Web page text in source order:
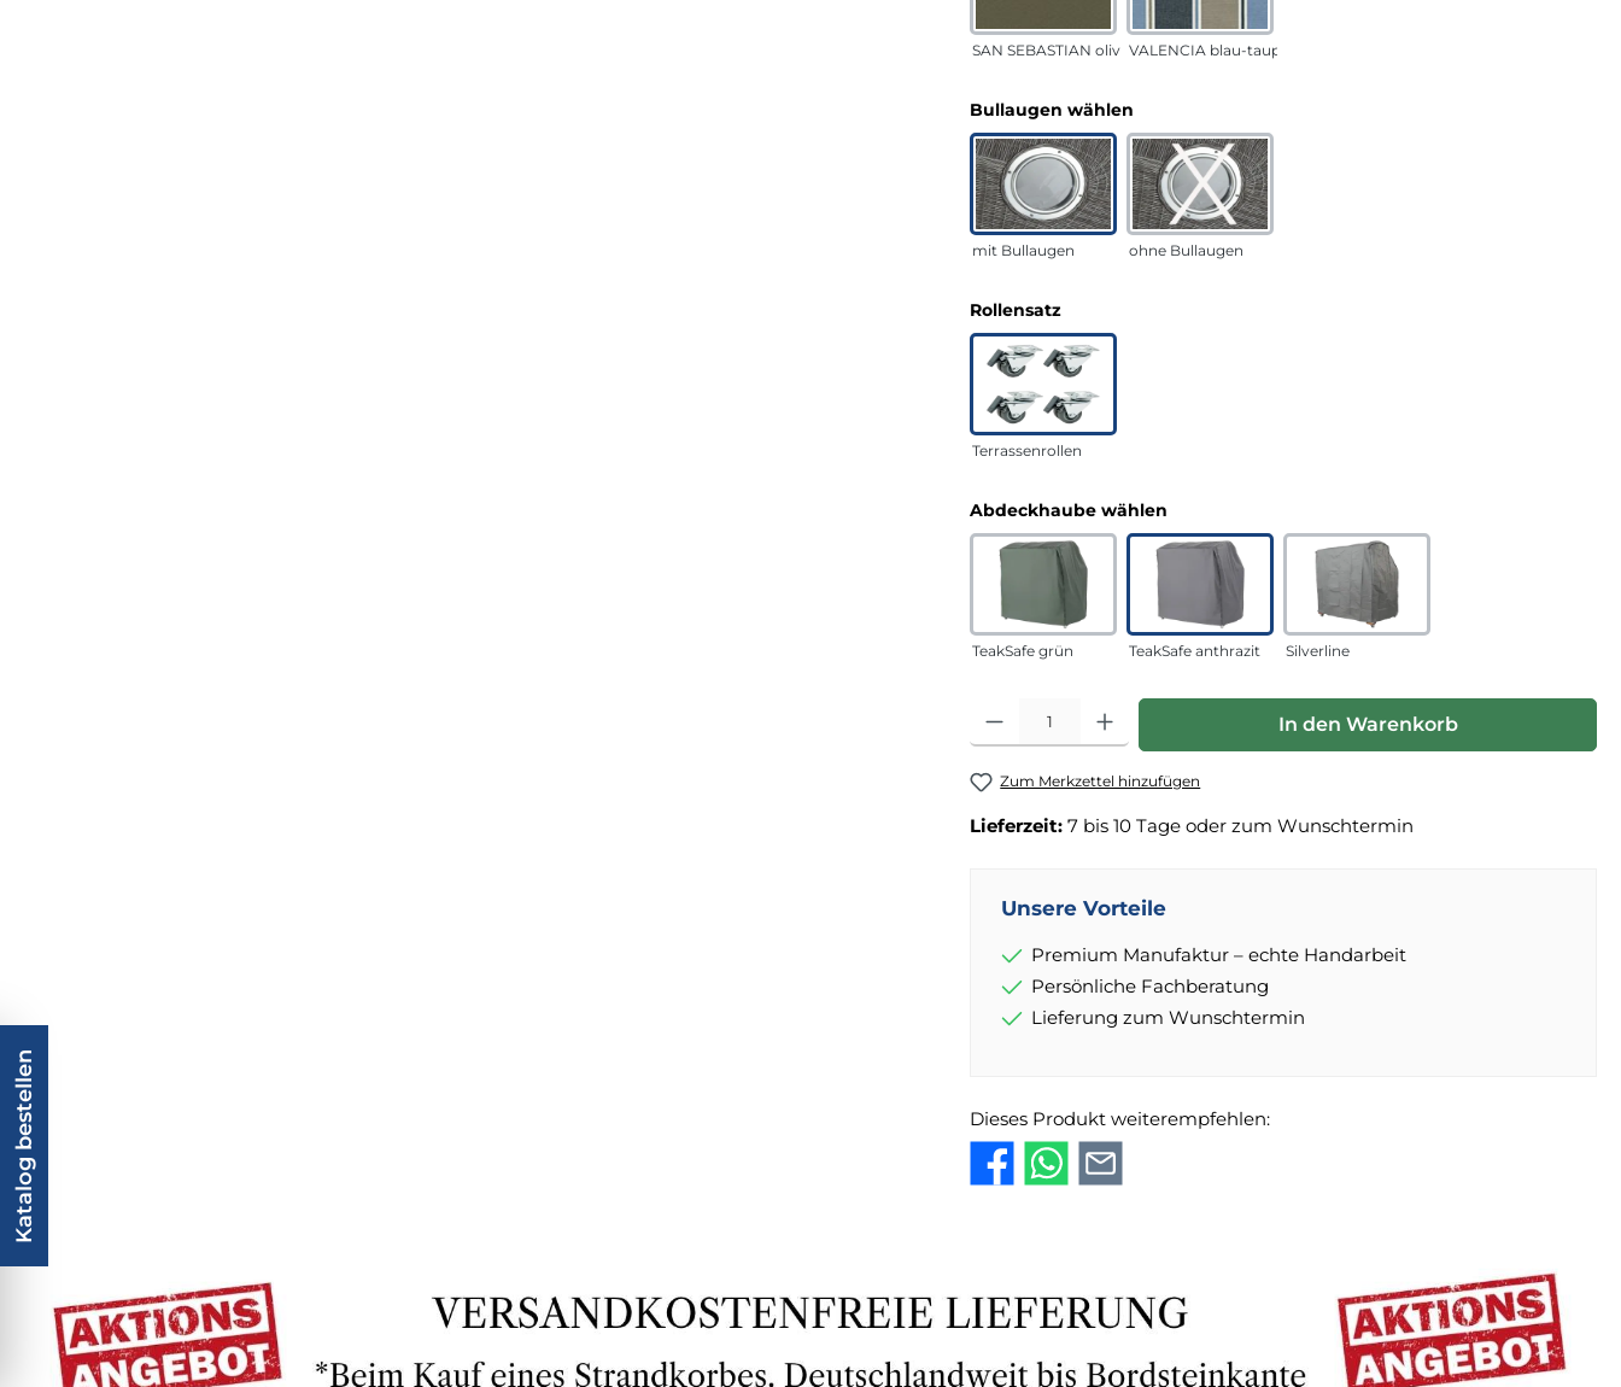
SAN SEBASTIAN oliv VALENCIA blau-taupe
Bullaugen wählen
mit Bullaugen ohne Bullaugen
Rollensatzauswählen
Terrassenrollen
Abdeckhaube wählen
TeakSafe grün TeakSafe anthrazit Silverline
Produkt Anzahl: Gib den gewünschten Wert ein oder benutze die
In den Warenkorb
Zum Merkzettel hinzufügen
Lieferzeit: 7 bis 10 Tage oder zum Wunschtermin
Unsere Vorteile
Premium Manufaktur – echte Handarbeit
Persönliche Fachberatung
Lieferung zum Wunschtermin
Dieses Produkt weiterempfehlen:
Katalog bestellen